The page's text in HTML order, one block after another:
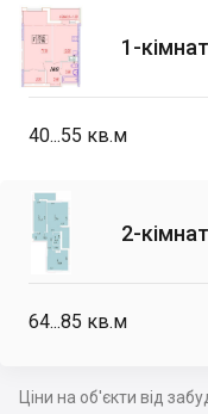
1-
40...55 кв.м
2-
64...85 кв.м
Ціни на об'єкти від